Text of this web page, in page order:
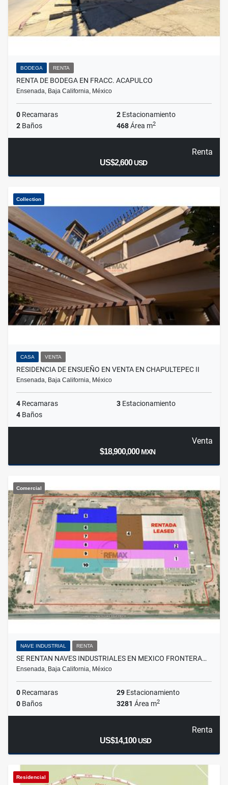
BODEGA RENTA
RENTA DE BODEGA EN FRACC. ACAPULCO
Ensenada, Baja California, México
0 Recamaras 2 Estacionamiento
2 Baños 468Área m2
Renta
US$2,600USD
Collection
CASA VENTA
RESIDENCIA DE ENSUEÑO EN VENTA EN CHAPULTEPEC II
Ensenada, Baja California, México
4 Recamaras 3 Estacionamiento
4 Baños
Venta
$18,900,000MXN
Comercial
NAVE INDUSTRIAL RENTA
SE RENTAN NAVES INDUSTRIALES EN MEXICO FRONTERA…
Ensenada, Baja California, México
0 Recamaras 29 Estacionamiento
0 Baños 3281 Área m2
Renta
US$14,100USD
Residencial